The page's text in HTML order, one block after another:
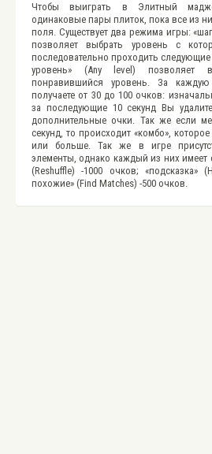
Чтобы выиграть в Элитный
одинаковые пары плиток, пока все из
поля. Существует два режима игры:
позволяет выбрать уровень с
последовательно проходить
уровень» (Any level)
понравившийся уровень. За
получаете от 30 до 100 очков:
за последующие 10 секунд Вы
дополнительные очки. Так же если
секунд, то происходит «комбо»,
или больше. Так же в игре
элементы, однако каждый из них имеет
(Reshuffle) -1000 очков; «подсказка»
похожие» (Find Matches) -500 очков.